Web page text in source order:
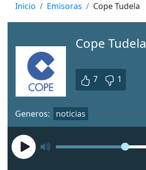
Inicio Emisoras Cope Tudela
Cope Tudela
7 1
Generos: noticias